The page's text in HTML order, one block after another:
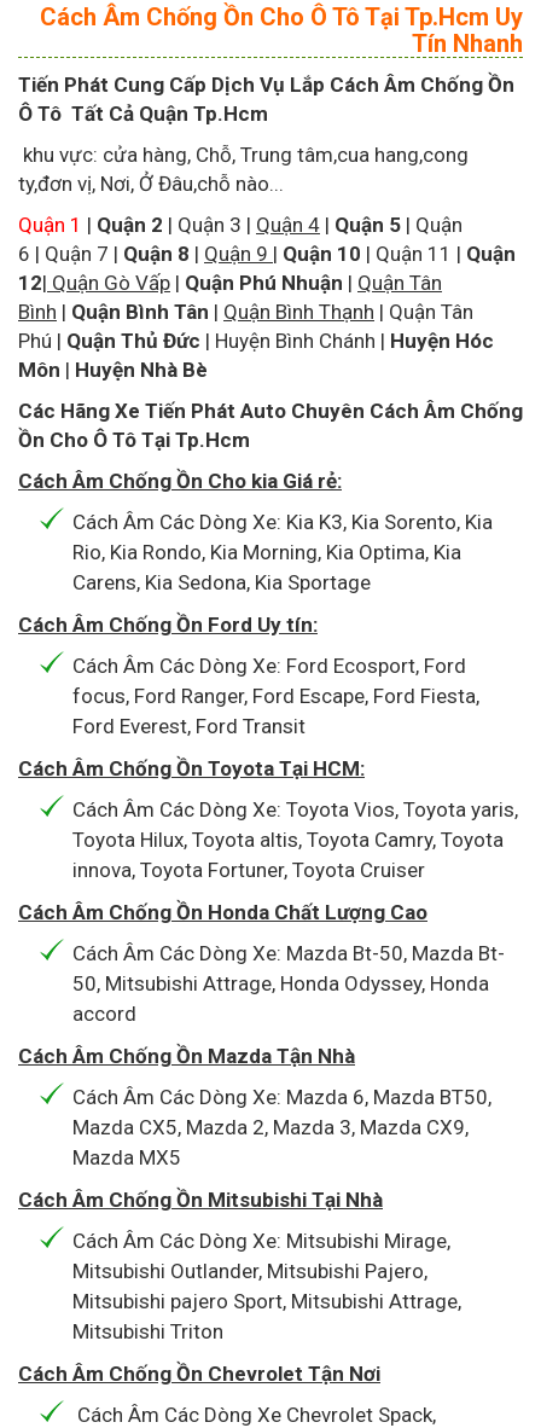
Cách Âm Chống Ồn Cho Ô Tô Tại Tp.Hcm Uy
Tín Nhanh
Tiến Phát Cung Cấp Dịch Vụ Lắp Cách Âm Chống Ồn
Ô Tô Tất Cả Quận Tp.Hcm
khu vực: cửa hàng, Chỗ, Trung tâm,cua hang,cong
ty,đơn vị, Nơi, Ở Đâu,chỗ nào...
Quận 1 | Quận 2 | Quận 3 | Quận 4 | Quận 5 | Quận
6 | Quận 7 | Quận 8 | Quận 9 | Quận 10 | Quận 11 | Quận
12| Quận Gò Vấp | Quận Phú Nhuận | Quận Tân
Bình | Quận Bình Tân | Quận Bình Thạnh | Quận Tân
Phú | Quận Thủ Đức | Huyện Bình Chánh | Huyện Hóc
Môn | Huyện Nhà Bè
Các Hãng Xe Tiến Phát Auto Chuyên Cách Âm Chống
Ồn Cho Ô Tô Tại Tp.Hcm
Cách Âm Chống Ồn Cho kia Giá rẻ:
Cách Âm Các Dòng Xe: Kia K3, Kia Sorento, Kia
Rio, Kia Rondo, Kia Morning, Kia Optima, Kia
Carens, Kia Sedona, Kia Sportage
Cách Âm Chống Ồn Ford Uy tín:
Cách Âm Các Dòng Xe: Ford Ecosport, Ford
focus, Ford Ranger, Ford Escape, Ford Fiesta,
Ford Everest, Ford Transit
Cách Âm Chống Ồn Toyota Tại HCM:
Cách Âm Các Dòng Xe: Toyota Vios, Toyota yaris,
Toyota Hilux, Toyota altis, Toyota Camry, Toyota
innova, Toyota Fortuner, Toyota Cruiser
Cách Âm Chống Ồn Honda Chất Lượng Cao
Cách Âm Các Dòng Xe: Mazda Bt-50, Mazda Bt-
50, Mitsubishi Attrage, Honda Odyssey, Honda
accord
Cách Âm Chống Ồn Mazda Tận Nhà
Cách Âm Các Dòng Xe: Mazda 6, Mazda BT50,
Mazda CX5, Mazda 2, Mazda 3, Mazda CX9,
Mazda MX5
Cách Âm Chống Ồn Mitsubishi Tại Nhà
Cách Âm Các Dòng Xe: Mitsubishi Mirage,
Mitsubishi Outlander, Mitsubishi Pajero,
Mitsubishi pajero Sport, Mitsubishi Attrage,
Mitsubishi Triton
Cách Âm Chống Ồn Chevrolet Tận Nơi
Cách Âm Các Dòng Xe Chevrolet Spack,